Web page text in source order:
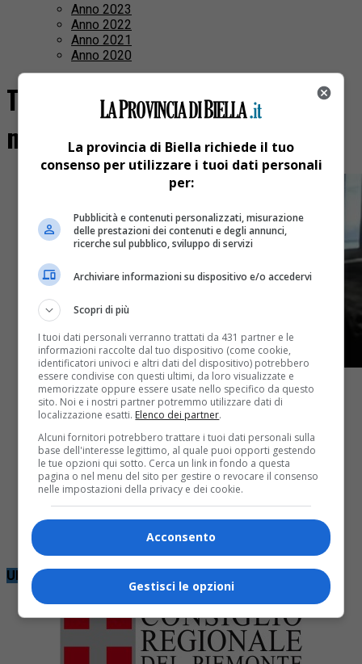
Anno 2023
Anno 2022
Anno 2021
Anno 2020
Tutti i post taggati "manager
morto a miami"
Circondario3 mesi fa
Manager travolto e ucciso a Miami
Funerale a Vercelli per Alessandro Sertorio, 57 anni,
figura molto conosciuta anche nel Biellese
Ultime notizie
La provincia di Biella richiede il tuo
consenso per utilizzare i tuoi dati personali
per:
Pubblicità e contenuti personalizzati, misurazione
delle prestazioni dei contenuti e degli annunci,
ricerche sul pubblico, sviluppo di servizi
Archiviare informazioni su dispositivo e/o accedervi
Scopri di più
I tuoi dati personali verranno trattati da 431 partner e le
informazioni raccolte dal tuo dispositivo (come cookie,
identificatori univoci e altri dati del dispositivo) potrebbero
essere condivise con questi ultimi, da loro visualizzate e
memorizzate oppure essere usate nello specifico da questo
sito. Noi e i nostri partner potremmo utilizzare dati di
localizzazione esatti. Elenco dei partner.
Alcuni fornitori potrebbero trattare i tuoi dati personali sulla
base dell'interesse legittimo, al quale puoi opporti gestendo
le tue opzioni qui sotto. Cerca un link in fondo a questa
pagina o nel menu del sito per gestire o revocare il consenso
nelle impostazioni della privacy e dei cookie.
Acconsento
Gestisci le opzioni